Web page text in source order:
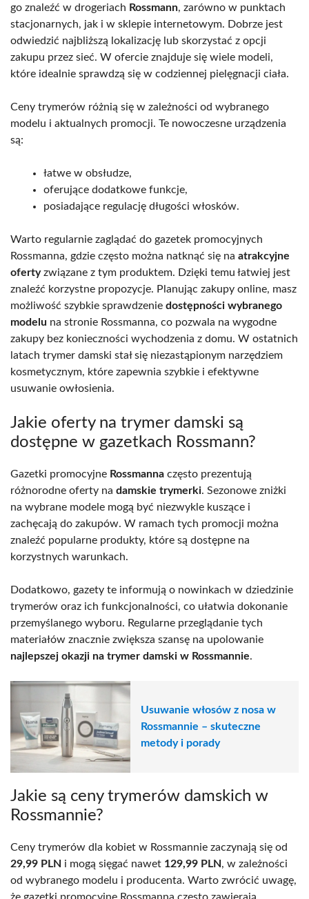
go znaleźć w drogeriach Rossmann, zarówno w punktach
stacjonarnych, jak i w sklepie internetowym. Dobrze jest
odwiedzić najbliższą lokalizację lub skorzystać z opcji
zakupu przez sieć. W ofercie znajduje się wiele modeli,
które idealnie sprawdzą się w codziennej pielęgnacji ciała.
Ceny trymerów różnią się w zależności od wybranego
modelu i aktualnych promocji. Te nowoczesne urządzenia
są:
łatwe w obsłudze,
oferujące dodatkowe funkcje,
posiadające regulację długości włosków.
Warto regularnie zaglądać do gazetek promocyjnych
Rossmanna, gdzie często można natknąć się na atrakcyjne
ofertyzwiązane z tym produktem. Dzięki temu łatwiej jest
znaleźć korzystne propozycje. Planując zakupy online, masz
możliwość szybkie sprawdzenie dostępności wybranego
modelu na stronie Rossmanna, co pozwala na wygodne
zakupy bez konieczności wychodzenia z domu. W ostatnich
latach trymer damski stał się niezastąpionym narzędziem
kosmetycznym, które zapewnia szybkie i efektywne
usuwanie owłosienia.
Jakie oferty na trymer damski są
dostępne w gazetkach Rossmann?
Gazetki promocyjne Rossmanna często prezentują
różnorodne oferty na damskie trymerki. Sezonowe zniżki
na wybrane modele mogą być niezwykle kuszące i
zachęcają do zakupów. W ramach tych promocji można
znaleźć popularne produkty, które są dostępne na
korzystnych warunkach.
Dodatkowo, gazety te informują o nowinkach w dziedzinie
trymerów oraz ich funkcjonalności, co ułatwia dokonanie
przemyślanego wyboru. Regularne przeglądanie tych
materiałów znacznie zwiększa szansę na upolowanie
najlepszej okazji na trymer damski w Rossmannie.
Usuwanie włosów z nosa w
Rossmannie – skuteczne
metody i porady
Jakie są ceny trymerów damskich w
Rossmannie?
Ceny trymerów dla kobiet w Rossmannie zaczynają się od
29,99 PLN i mogą sięgać nawet 129,99 PLN, w zależności
od wybranego modelu i producenta. Warto zwrócić uwagę,